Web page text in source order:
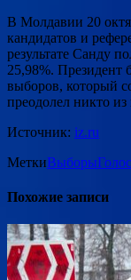
В Молдавии 20
кандидатов и
результате Санду
25,98%. Президент
выборов, который
преодолел никто из
Источник: iz.ru
МеткиВыборы
Похожие записи